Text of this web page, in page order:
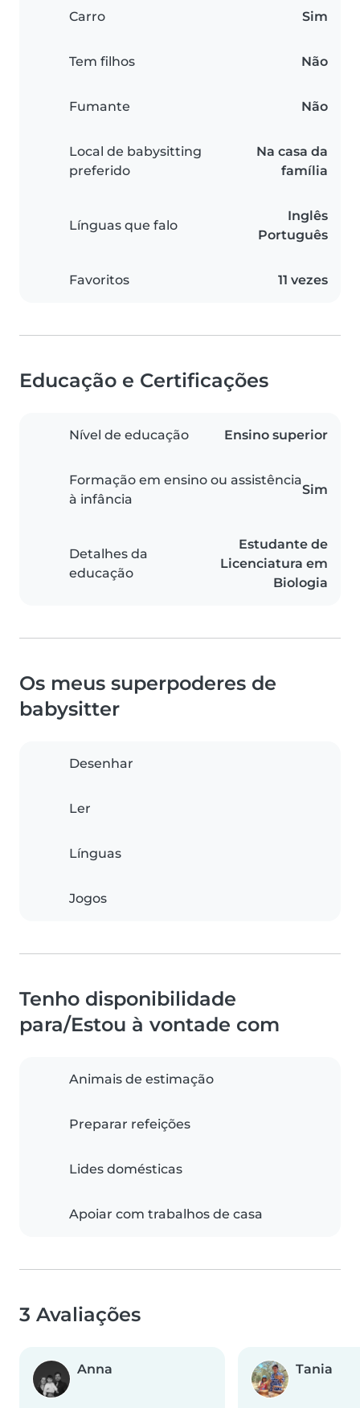
Carro Sim
Tem filhos Não
Fumante Não
Local de babysitting
preferido
Na casa da
família
Línguas que falo
Inglês
Português
Favoritos 11 vezes
Educação e Certificações
Nível de educação Ensino superior
Formação em ensino ou assistência
à infância
Sim
Detalhes da
educação
Estudante de
Licenciatura em
Biologia
Os meus superpoderes de
babysitter
Desenhar
Ler
Línguas
Jogos
Tenho disponibilidade
para/Estou à vontade com
Animais de estimação
Preparar refeições
Lides domésticas
Apoiar com trabalhos de casa
3 Avaliações
Anna Tania